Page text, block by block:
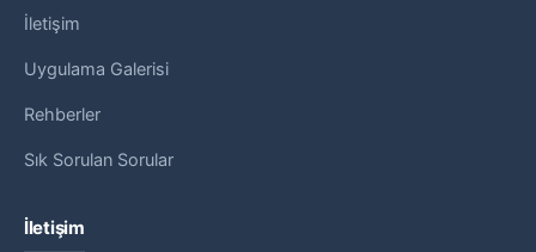
İletişim
Uygulama Galerisi
Rehberler
Sık Sorulan Sorular
İletişim